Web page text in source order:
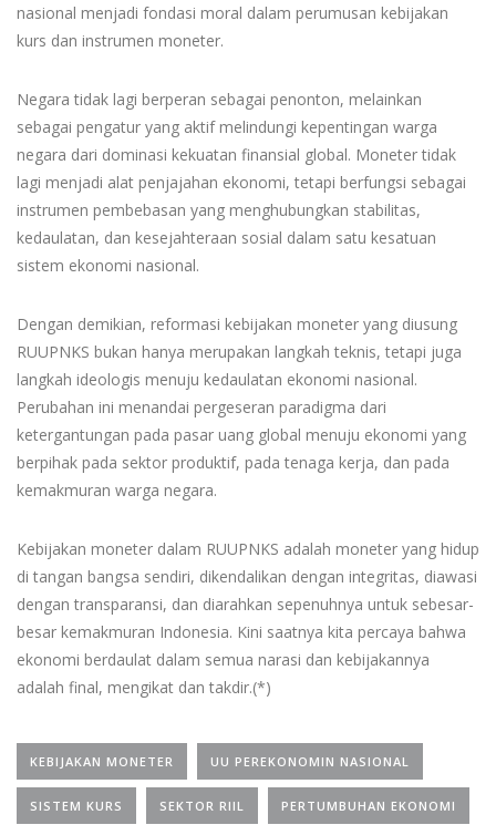
nasional menjadi fondasi moral dalam perumusan kebijakan
kurs dan instrumen moneter.
Negara tidak lagi berperan sebagai penonton, melainkan
sebagai pengatur yang aktif melindungi kepentingan warga
negara dari dominasi kekuatan finansial global. Moneter tidak
lagi menjadi alat penjajahan ekonomi, tetapi berfungsi sebagai
instrumen pembebasan yang menghubungkan stabilitas,
kedaulatan, dan kesejahteraan sosial dalam satu kesatuan
sistem ekonomi nasional.
Dengan demikian, reformasi kebijakan moneter yang diusung
RUUPNKS bukan hanya merupakan langkah teknis, tetapi juga
langkah ideologis menuju kedaulatan ekonomi nasional.
Perubahan ini menandai pergeseran paradigma dari
ketergantungan pada pasar uang global menuju ekonomi yang
berpihak pada sektor produktif, pada tenaga kerja, dan pada
kemakmuran warga negara.
Kebijakan moneter dalam RUUPNKS adalah moneter yang hidup
di tangan bangsa sendiri, dikendalikan dengan integritas, diawasi
dengan transparansi, dan diarahkan sepenuhnya untuk sebesar-
besar kemakmuran Indonesia. Kini saatnya kita percaya bahwa
ekonomi berdaulat dalam semua narasi dan kebijakannya
adalah final, mengikat dan takdir.(*)
KEBIJAKAN MONETER UU PEREKONOMIN NASIONAL
SISTEM KURS SEKTOR RIIL PERTUMBUHAN EKONOMI